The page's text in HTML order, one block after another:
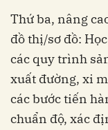
Thứ ba, nâng
đồ thị/sơ đồ:
các quy trình
xuất đường, xi
các bước tiến
chuẩn độ, xác